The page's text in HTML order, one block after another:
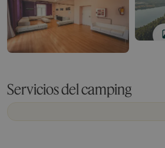
Servicios del camping